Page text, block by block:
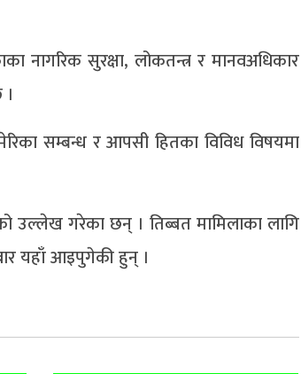
नागरिक सुरक्षा, लोकतन्त्र र मानवअधिकार
सम्बन्ध र आपसी हितका विविध विषयमा
उल्लेख गरेका छन् । तिब्बत मामिलाका लागि
यहाँ आइपुगेकी हुन् ।